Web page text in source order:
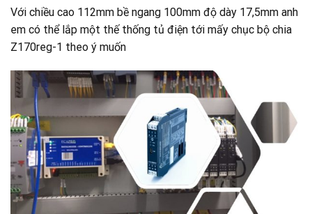
Với chiều cao 112mm bề ngang 100mm độ dày 17,5mm anh
em có thể lắp một thế thống tủ điện tới mấy chục bộ chia
Z170reg-1 theo ý muốn